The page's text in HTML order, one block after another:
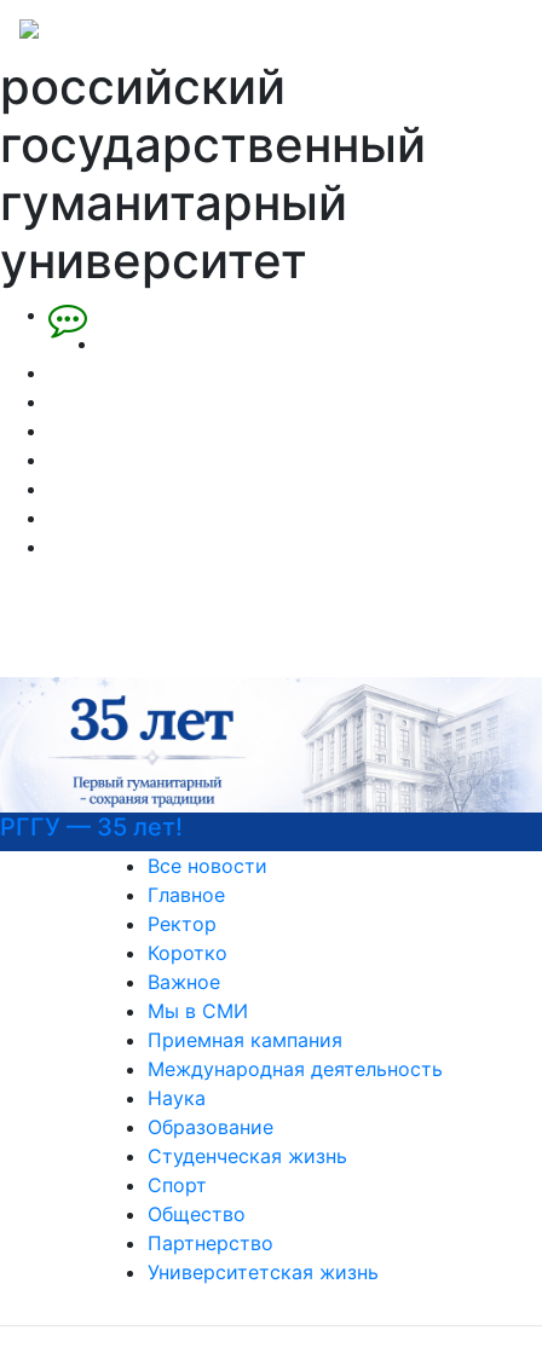
российский
государственный
гуманитарный
университет
Программы профпереподготовки
Все новости
Главное
Ректор
Коротко
Важное
Мы в СМИ
Приемная кампания
Международная деятельность
Наука
Образование
Студенческая жизнь
Спорт
Общество
Партнерство
Университетская жизнь